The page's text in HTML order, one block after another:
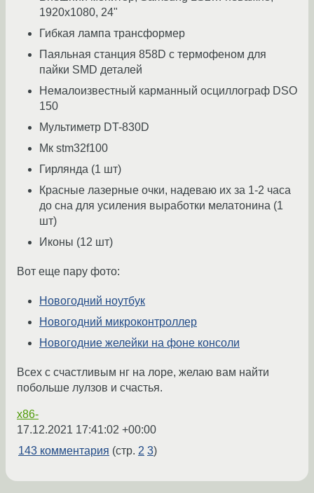
1920х1080, 24"
Гибкая лампа трансформер
Паяльная станция 858D с термофеном для
пайки SMD деталей
Немалоизвестный карманный осциллограф DSO
150
Мультиметр DT-830D
Мк stm32f100
Гирлянда (1 шт)
Красные лазерные очки, надеваю их за 1-2 часа
до сна для усиления выработки мелатонина (1
шт)
Иконы (12 шт)
Вот еще пару фото:
Новогодний ноутбук
Новогодний микроконтроллер
Новогодние желейки на фоне консоли
Всех с счастливым нг на лоре, желаю вам найти
побольше лулзов и счастья.
x86-
17.12.2021 17:41:02 +00:00
143 комментария (стр. 2 3)